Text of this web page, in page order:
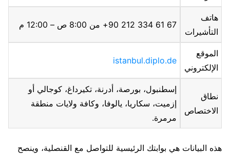
هاتف
التأشيرات
67 61 334 212 90+ من 8:00 ص – 12:00 م
الموقع
الإلكتروني
istanbul.diplo.de
نطاق
الاختصاص
إسطنبول، بورصة، أدرنة، تكيرداغ، كوجالي أو
إزميت، سكاريا، يالوفا، وكافة ولايات منطقة
مرمرة.
هذه البيانات هي بوابتك الرئيسية للتواصل مع القنصلية، وينصح